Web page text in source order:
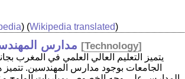
) (Wikipedia translated)
مدارس [Technology]
الجامعات بوجود مدارس المهندسين. تتميز